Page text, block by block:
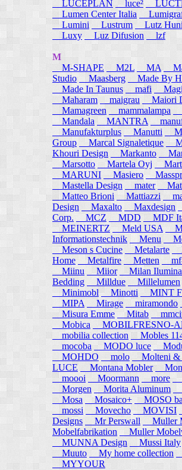
LUCEPLAN
luce²
Lumen Center Italia
Lumini
Lustrum Lutz
Luxy
Luz Difusion lzf
M
M-SHAPE
M2L MA
Studio
Maasberg Made By
Made In Taunus
mafi
Maharam
maigrau Maiori
Mamagreen
mammalampa
Mandala
MANTRA
Manufakturplus
Manutti
Group
Marcal Signaletique
Khouri Design
Markanto
Marsotto
Martela Oyj
MARUNI
Masiero
Mastella Design
mater
Matteo Brioni
Mattiazzi
Design
Maxalto Maxdesign
Corp.
MCZ MDD MDF
MEINERTZ
Meld USA
Informationstechnik
Menu
Meson s Cucine
Metalarte
Home Metalfire Metten
Miinu
Miior Milan
Bedding
Milldue Millelumen
Minimobl Minotti MINT
MIPA
Mirage miramondo
Misura Emme
Mitab
Mobica
MOBILFRESNO-
mobilia collection
Mobles
mocoba
MODO luce
MOHDO
molo Molteni &
LUCE
Montana Mobler
moooi
Moormann more
Morgen
Morita Aluminum
Mosa
Mosaico+
MOSO
mossi
Movecho MOVISI
Designs
Mr Perswall Muller
Mobelfabrikation
Muller
MUNNA Design
Mussi Italy
Muuto My home collection
MYYOUR